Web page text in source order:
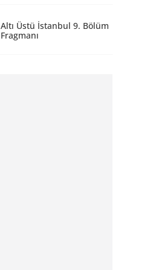
Altı Üstü İstanbul 9. Bölüm
Fragmanı